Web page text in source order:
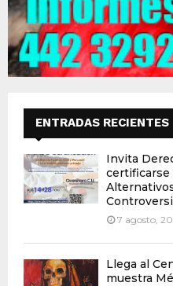
ENTRADAS RECIENTES
Invita
certificarse
7 agosto,
Llega al
muestra